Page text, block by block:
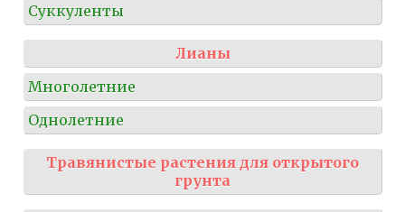
Суккуленты
Лианы
Многолетние
Однолетние
Травянистые растения для открытого
грунта